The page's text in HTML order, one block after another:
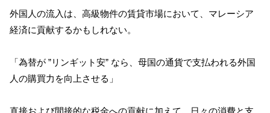
外国人の流入は、高級物件の賃貸市場において、マレーシア
経済に貢献するかもしれない。
「為替が ”リンギット安” なら、母国の通貨で支払われる外国
人の購買力を向上させる」
直接および間接的な税金への貢献に加えて、日々の消費と支